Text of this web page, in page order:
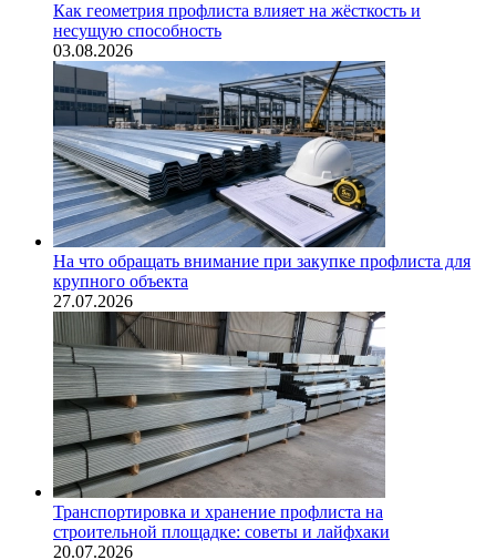
Как геометрия профлиста влияет на жёсткость и
несущую способность
03.08.2026
На что обращать внимание при закупке профлиста для
крупного объекта
27.07.2026
Транспортировка и хранение профлиста на
строительной площадке: советы и лайфхаки
20.07.2026